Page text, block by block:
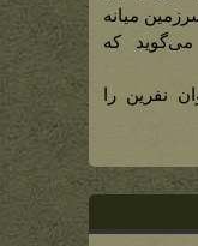
میانه
می‌گوید که
نفرین را